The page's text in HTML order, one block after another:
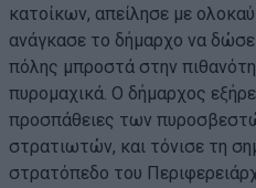
κατοίκων, απείλησε με
ανάγκασε το δήμαρχο να
πόλης μπροστά στην
πυρομαχικά. Ο δήμαρχος
προσπάθειες των
στρατιωτών, και τόνισε τη
στρατόπεδο του